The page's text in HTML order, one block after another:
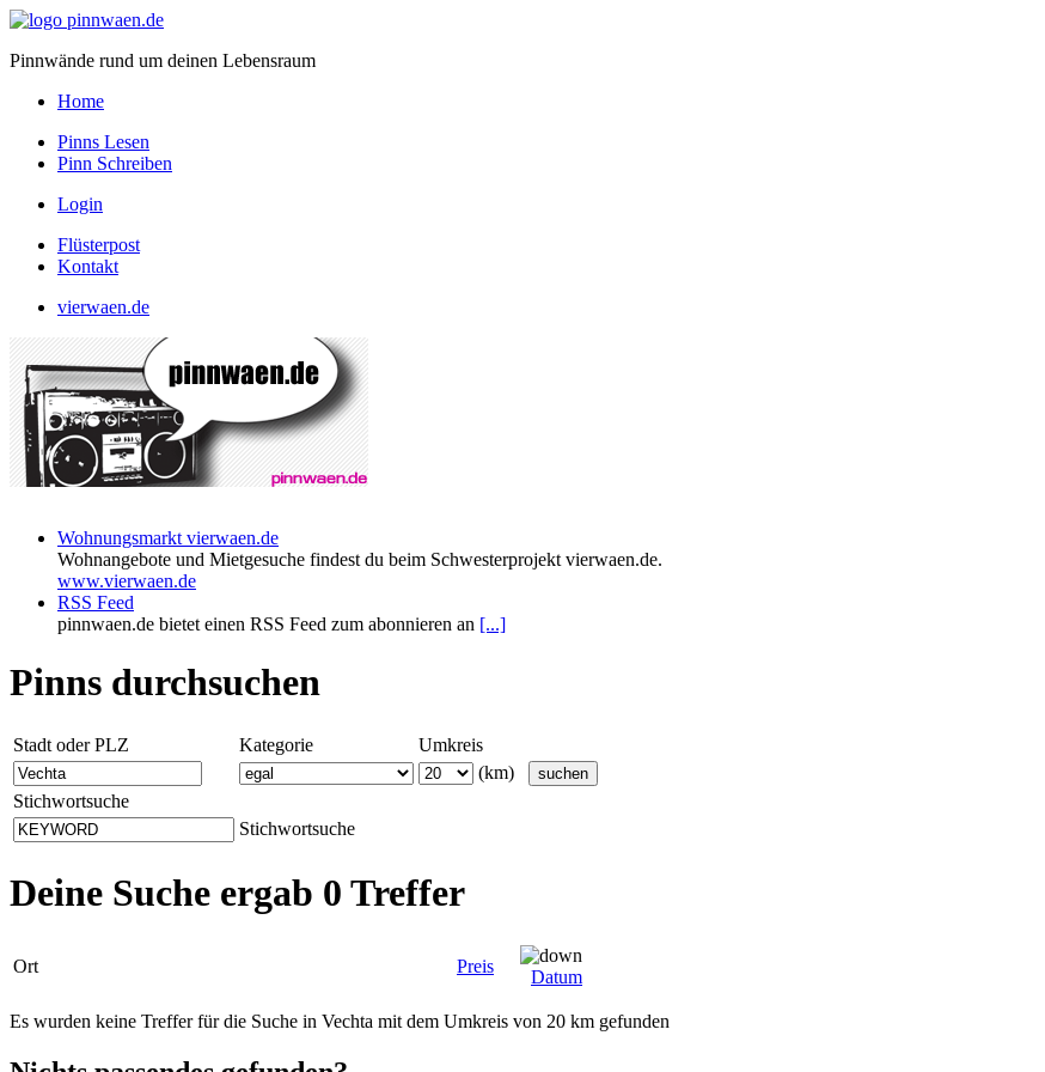
Pinnwände rund um deinen Lebensraum
Home
Pinns Lesen
Pinn Schreiben
Login
Flüsterpost
Kontakt
vierwaen.de
Wohnungsmarkt vierwaen.de
Wohnangebote und Mietgesuche findest du beim Schwesterprojekt vierwaen.de.
www.vierwaen.de
RSS Feed
pinnwaen.de bietet einen RSS Feed zum abonnieren an [...]
Pinns durchsuchen
Stadt oder PLZ Kategorie
Umkreis
(km)
Stichwortsuche
Stichwortsuche
Deine Suche ergab 0 Treffer
Ort Preis
Datum
Es wurden keine Treffer für die Suche in Vechta mit dem Umkreis von 20 km gefunden